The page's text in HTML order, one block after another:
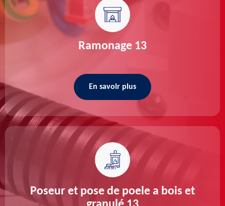
Ramonage 13
En savoir plus
Poseur et pose de poele a bois et